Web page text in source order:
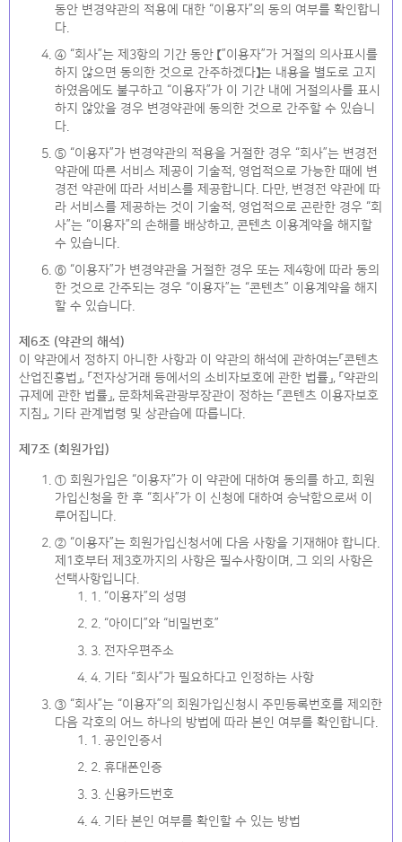
동안 변경약관의 적용에 대한 “이용자”의 동의 여부를 확인합니
다.
④ “회사”는 제3항의 기간 동안 【”이용자”가 거절의 의사표시를
하지 않으면 동의한 것으로 간주하겠다】는 내용을 별도로 고지
하였음에도 불구하고 “이용자”가 이 기간 내에 거절의사를 표시
하지 않았을 경우 변경약관에 동의한 것으로 간주할 수 있습니
다.
⑤ “이용자”가 변경약관의 적용을 거절한 경우 “회사”는 변경전
약관에 따른 서비스 제공이 기술적, 영업적으로 가능한 때에 변
경전 약관에 따라 서비스를 제공합니다. 다만, 변경전 약관에 따
라 서비스를 제공하는 것이 기술적, 영업적으로 곤란한 경우 “회
사”는 “이용자”의 손해를 배상하고, 콘텐츠 이용계약을 해지할
수 있습니다.
⑥ “이용자”가 변경약관을 거절한 경우 또는 제4항에 따라 동의
한 것으로 간주되는 경우 “이용자”는 “콘텐츠” 이용계약을 해지
할 수 있습니다.
제6조 (약관의 해석)
이 약관에서 정하지 아니한 사항과 이 약관의 해석에 관하여는「콘텐츠
산업진흥법」, 「전자상거래 등에서의 소비자보호에 관한 법률」, 「약관의
규제에 관한 법률」, 문화체육관광부장관이 정하는 「콘텐츠 이용자보호
지침」, 기타 관계법령 및 상관습에 따릅니다.
제7조 (회원가입)
① 회원가입은 “이용자”가 이 약관에 대하여 동의를 하고, 회원
가입신청을 한 후 “회사”가 이 신청에 대하여 승낙함으로써 이
루어집니다.
② “이용자”는 회원가입신청서에 다음 사항을 기재해야 합니다.
제1호부터 제3호까지의 사항은 필수사항이며, 그 외의 사항은
선택사항입니다.
1. “이용자”의 성명
2. “아이디”와 “비밀번호”
3. 전자우편주소
4. 기타 “회사”가 필요하다고 인정하는 사항
③ “회사”는 “이용자”의 회원가입신청시 주민등록번호를 제외한
다음 각호의 어느 하나의 방법에 따라 본인 여부를 확인합니다.
1. 공인인증서
2. 휴대폰인증
3. 신용카드번호
4. 기타 본인 여부를 확인할 수 있는 방법